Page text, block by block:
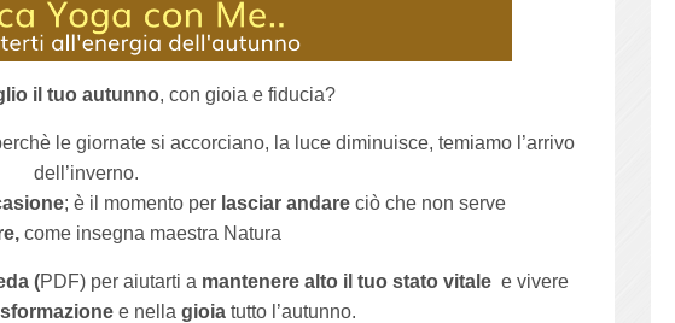
il tuo autunno, con gioia e fiducia?
le giornate si accorciano, la luce diminuisce, temiamo l’arrivo
dell’inverno.
; è il momento per lasciar andareciò che non serve
come insegna maestra Natura
(PDF) per aiutarti a mantenere alto il tuo stato vitale e vivere
e nella gioiatutto l’autunno.